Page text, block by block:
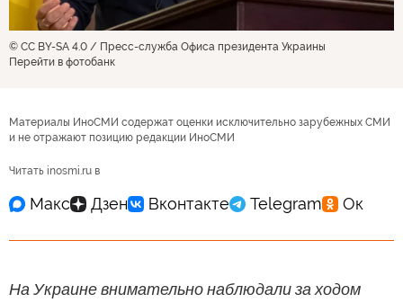
© CC BY-SA 4.0 / Пресс-служба Офиса президента Украины
Перейти в фотобанк
Материалы ИноСМИ содержат оценки исключительно зарубежных СМИ
и не отражают позицию редакции ИноСМИ
Читать inosmi.ru в
На Украине внимательно наблюдали за ходом